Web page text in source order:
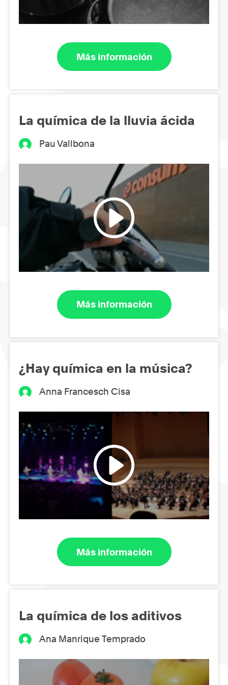
Más información
La química de la lluvia ácida
Pau Vallbona
Más información
¿Hay química en la música?
Anna Francesch Cisa
Más información
La química de los aditivos
Ana Manrique Temprado